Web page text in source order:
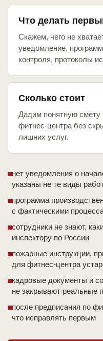
Что делать
Скажем, чего не
уведомление,
контроля, протоколы
Сколько стоит
Дадим понятную смету
фитнес-центра без
лишних услуг.
нет уведомления о
указаны не те виды
программа
с фактическими
сотрудники не знают,
инспектору по России
пожарные инструкции,
для фитнес-центра
кадровые документы и
не закрывают реальные
после предписания по
что исправлять первым